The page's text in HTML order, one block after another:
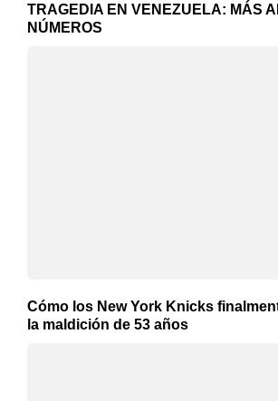
TRAGEDIA EN VENEZUELA: MÁS
NÚMEROS
Cómo los New York Knicks
la maldición de 53 años